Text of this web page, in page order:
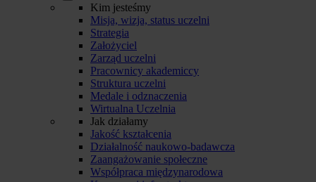
Kim jesteśmy
Misja, wizja, status uczelni
Strategia
Założyciel
Zarząd uczelni
Pracownicy akademiccy
Struktura uczelni
Medale i odznaczenia
Wirtualna Uczelnia
Jak działamy
Jakość kształcenia
Działalność naukowo-badawcza
Zaangażowanie społeczne
Współpraca międzynarodowa